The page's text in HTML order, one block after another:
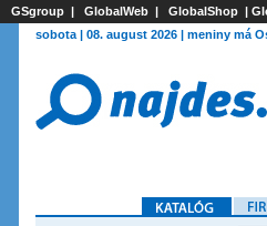
GSgroup | GlobalWeb | GlobalShop |
sobota | 08. august 2026 | meniny má